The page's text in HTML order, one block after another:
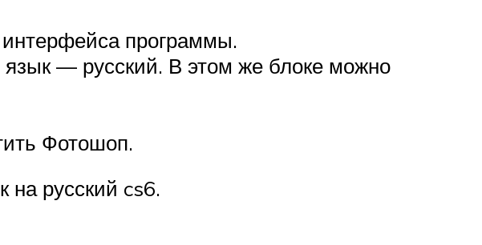
программы.
— русский. В этом же блоке можно
Фотошоп.
на русский cs6.